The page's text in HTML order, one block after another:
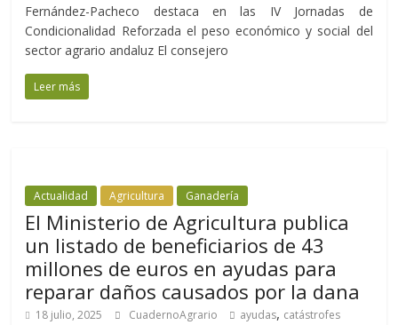
Fernández-Pacheco destaca en las IV Jornadas de
Condicionalidad Reforzada el peso económico y social del
sector agrario andaluz El consejero
Leer más
Actualidad Agricultura Ganadería
El Ministerio de Agricultura publica
un listado de beneficiarios de 43
millones de euros en ayudas para
reparar daños causados por la dana
18 julio, 2025 CuadernoAgrario ayudas, catástrofes